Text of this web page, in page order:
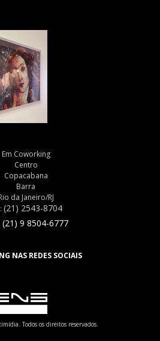
Em Coworking
Centro
Copacabana
Barra
da Janeiro/RJ
(21) 2543-8704
(21) 9 8504-6777
NAS REDES SOCIAIS
Todos os direitos reservados.